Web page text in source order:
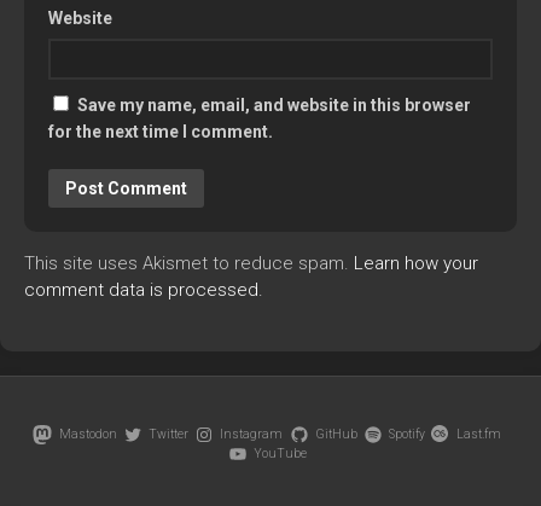
Website
Save my name, email, and website in this browser
for the next time I comment.
This site uses Akismet to reduce spam. Learn how your
comment data is processed.
Mastodon Twitter Instagram GitHub Spotify
Last.fm
YouTube